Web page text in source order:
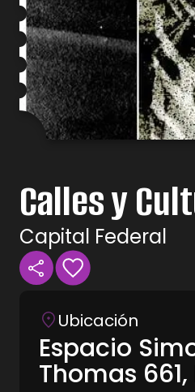
Calles y
Capital Federal
Ubicación
Espacio
Thomas